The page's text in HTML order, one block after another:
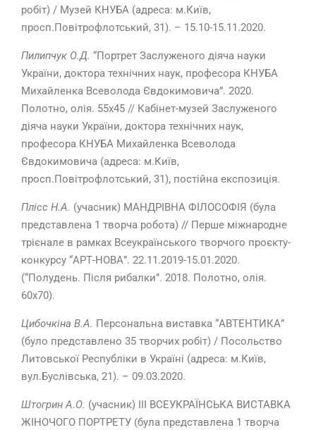
робіт) / Музей КНУБА (адреса: м.Київ,
просп.Повітрофлотський, 31). – 15.10-15.11.2020.
Пилипчук О.Д. “Портрет Заслуженого діяча науки
України, доктора технічних наук, професора КНУБА
Михайленка Всеволода Євдокимовича”. 2020.
Полотно, олія. 55х45 // Кабінет-музей Заслуженого
діяча науки України, доктора технічних наук,
професора КНУБА Михайленка Всеволода
Євдокимовича (адреса: м.Київ,
просп.Повітрофлотський, 31), постійна експозиція.
Плісс Н.А. (учасник) МАНДРІВНА ФІЛОСОФІЯ (була
представлена 1 творча робота) // Перше міжнародне
трієнале в рамках Всеукраїнського творчого проєкту-
конкурсу “АРТ-НОВА”. 22.11.2019-15.01.2020.
(“Полудень. Після рибалки”. 2018. Полотно, олія.
60х70).
Цибочкіна В.А. Персональна виставка “АВТЕНТИКА”
(було представлено 35 творчих робіт) / Посольство
Литовської Республіки в Україні (адреса: м.Київ,
вул.Буслівська, 21). – 09.03.2020.
Штогрин А.О. (учасник) ІІІ ВСЕУКРАЇНСЬКА ВИСТАВКА
ЖІНОЧОГО ПОРТРЕТУ (була представлена 1 творча